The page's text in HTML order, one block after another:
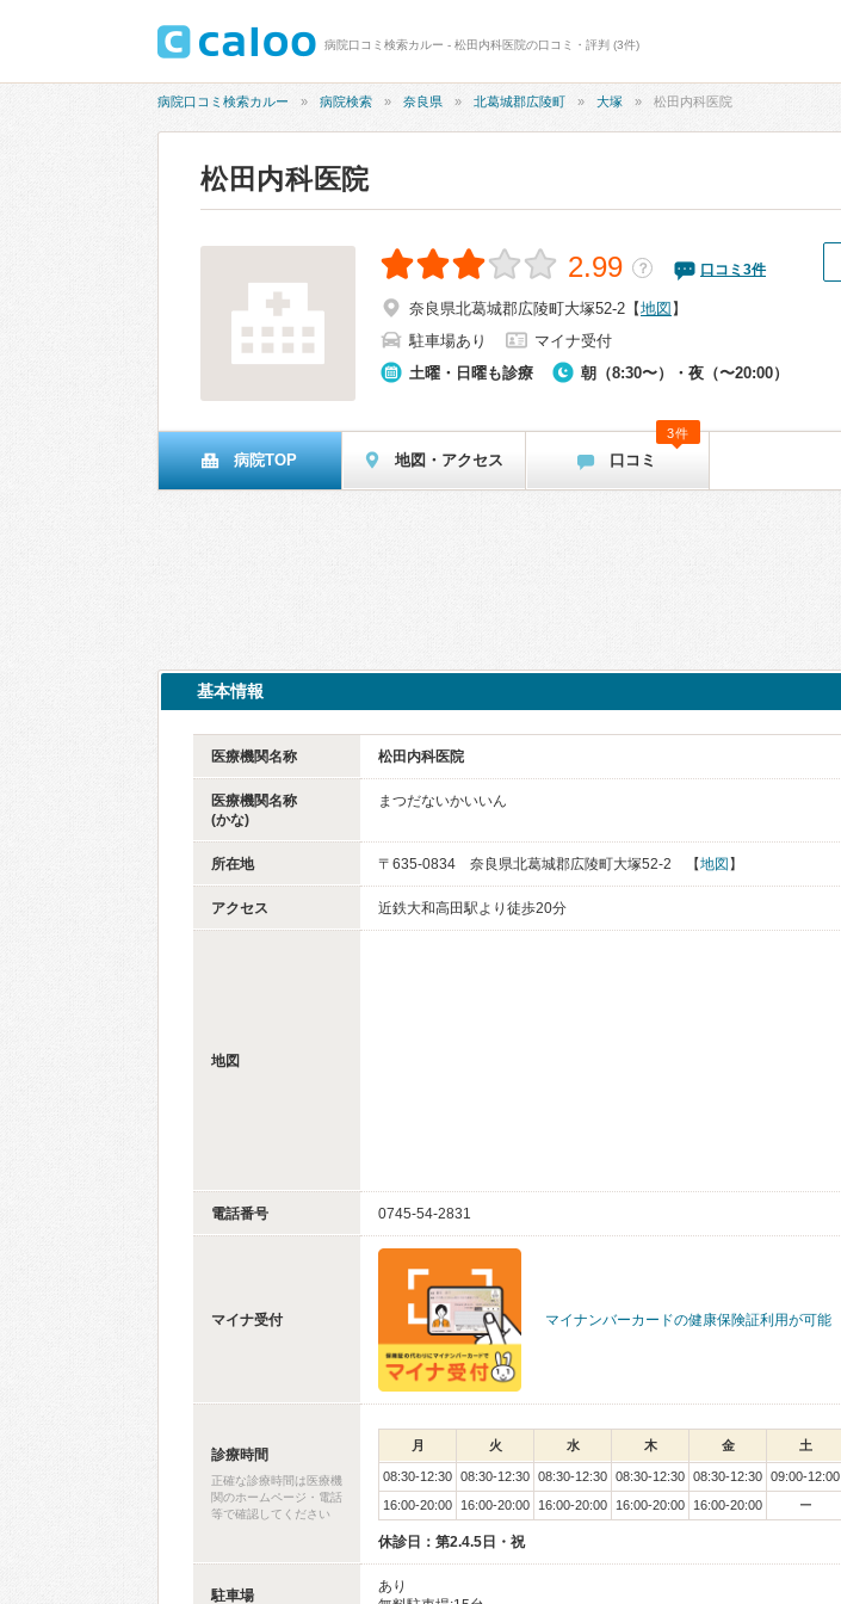
病院口コミ検索カルー - 松田内科医院の口コミ・評判 (3件)
病院口コミ検索カルー 病院検索 奈良県 北葛城郡広陵町 大塚 松田内科医院
松田内科医院
2.99 ？ 口コミ 3件
奈良県北葛城郡広陵町大塚52-2 【地図 】
駐車場あり
マイナ受付
土曜・日曜も診療
朝（8:30〜）・夜（〜20:00）
病院TOP 地図・アクセス 口コミ
3件
基本情報
医療機関名称 松田内科医院
医療機関名称
(かな)
まつだないかいいん
所在地 〒635-0834 奈良県北葛城郡広陵町大塚52-2 【地図 】
アクセス 近鉄大和高田駅より徒歩20分
地図
電話番号 0745-54-2831
マイナ受付 マイナンバーカードの健康保険証利用が可能
診療時間
正確な診療時間は医療機
関のホームページ・電話
等で確認してください
月 火 水 木 金 土
08:30-12:30 08:30-12:30 08:30-12:30 08:30-12:30 08:30-12:30 09:00-12:00
16:00-20:00
16:00-20:00 16:00-20:00 16:00-20:00 16:00-20:00 ー
休診日：第2.4.5日・祝
駐車場
あり